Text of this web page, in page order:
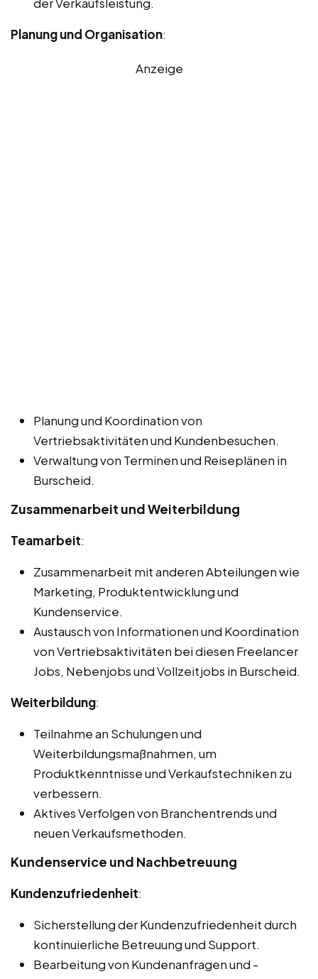
Planung und Organisation:
Anzeige
Planung und Koordination von
Vertriebsaktivitäten und Kundenbesuchen.
Verwaltung von Terminen und Reiseplänen in
Burscheid.
Zusammenarbeit und Weiterbildung
Teamarbeit:
Zusammenarbeit mit anderen Abteilungen wie
Marketing, Produktentwicklung und
Kundenservice.
Austausch von Informationen und Koordination
von Vertriebsaktivitäten bei diesen Freelancer
Jobs, Nebenjobs und Vollzeitjobs in Burscheid.
Weiterbildung:
Teilnahme an Schulungen und
Weiterbildungsmaßnahmen, um
Produktkenntnisse und Verkaufstechniken zu
verbessern.
Aktives Verfolgen von Branchentrends und
neuen Verkaufsmethoden.
Kundenservice und Nachbetreuung
Kundenzufriedenheit:
Sicherstellung der Kundenzufriedenheit durch
kontinuierliche Betreuung und Support.
Bearbeitung von Kundenanfragen und -